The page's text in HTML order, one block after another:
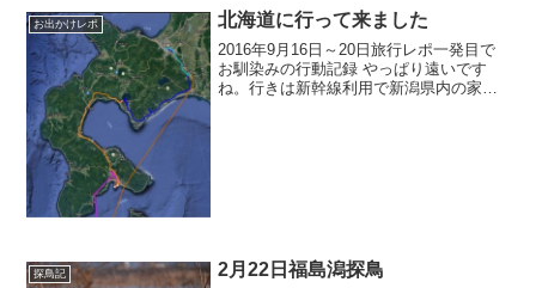
お出かけレポ 北海道に行って来ました
2016年9月16日～20日旅行レポ一発目で
お馴染みの行動記録 やっぱり遠いです
ね。行きは新幹線利用で新潟県内の家を7
探鳥記 2月22日福島潟探鳥